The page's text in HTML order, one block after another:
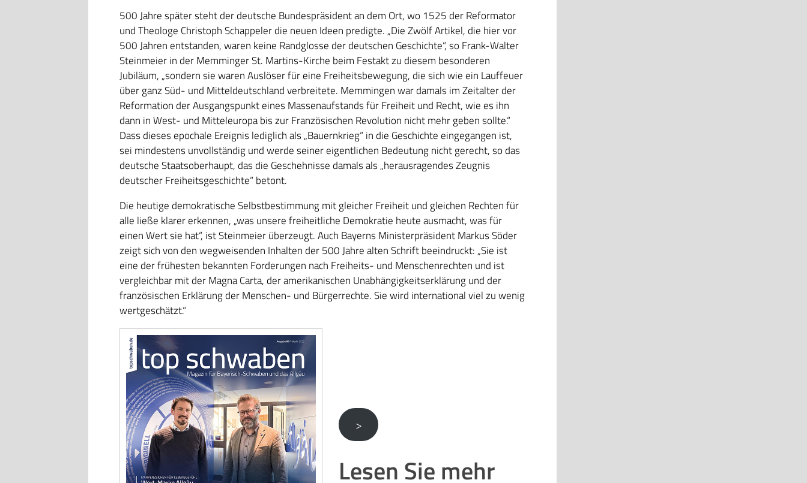
500 Jahre später steht der deutsche Bundespräsident an dem Ort, wo 1525 der Reformator
und Theologe Christoph Schappeler die neuen Ideen predigte. „Die Zwölf Artikel, die hier vor
500 Jahren entstanden, waren keine Randglosse der deutschen Geschichte“, so Frank-Walter
Steinmeier in der Memminger St. Martins-Kirche beim Festakt zu diesem besonderen
Jubiläum, „sondern sie waren Auslöser für eine Freiheitsbewegung, die sich wie ein Lauffeuer
über ganz Süd- und Mitteldeutschland verbreitete. Memmingen war damals im Zeitalter der
Reformation der Ausgangspunkt eines Massenaufstands für Freiheit und Recht, wie es ihn
dann in West- und Mitteleuropa bis zur Französischen Revolution nicht mehr geben sollte.“
Dass dieses epochale Ereignis lediglich als „Bauernkrieg“ in die Geschichte eingegangen ist,
sei mindestens unvollständig und werde seiner eigentlichen Bedeutung nicht gerecht, so das
deutsche Staatsoberhaupt, das die Geschehnisse damals als „herausragendes Zeugnis
deutscher Freiheitsgeschichte“ betont.
Die heutige demokratische Selbstbestimmung mit gleicher Freiheit und gleichen Rechten für
alle ließe klarer erkennen, „was unsere freiheitliche Demokratie heute ausmacht, was für
einen Wert sie hat“, ist Steinmeier überzeugt. Auch Bayerns Ministerpräsident Markus Söder
zeigt sich von den wegweisenden Inhalten der 500 Jahre alten Schrift beeindruckt: „Sie ist
eine der frühesten bekannten Forderungen nach Freiheits- und Menschenrechten und ist
vergleichbar mit der Magna Carta, der amerikanischen Unabhängigkeitserklärung und der
französischen Erklärung der Menschen- und Bürgerrechte. Sie wird international viel zu wenig
wertgeschätzt.“
>
Lesen Sie mehr